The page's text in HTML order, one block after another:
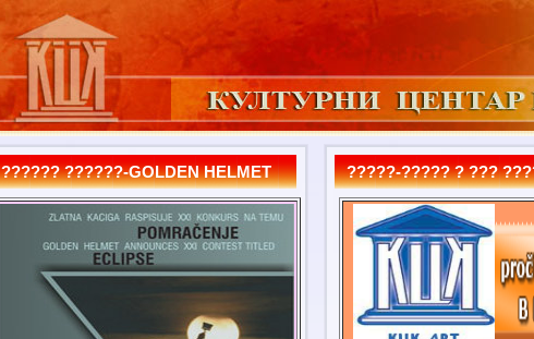
?????? ??????-GOLDEN HELMET ?????-????? ? ???